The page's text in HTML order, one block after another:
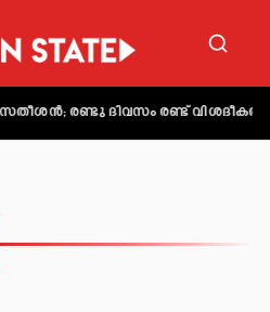
രണ്ടു ദിവസം രണ്ട്